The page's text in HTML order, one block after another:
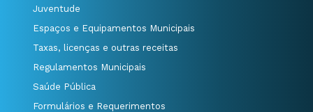
Juventude
Espaços e Equipamentos Municipais
Taxas, licenças e outras receitas
Regulamentos Municipais
Saúde Pública
Formulários e Requerimentos